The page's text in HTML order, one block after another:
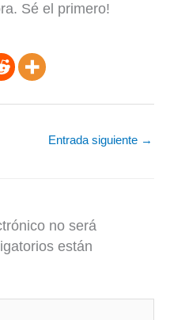
Sé el primero!
Entrada siguiente →
no será
están